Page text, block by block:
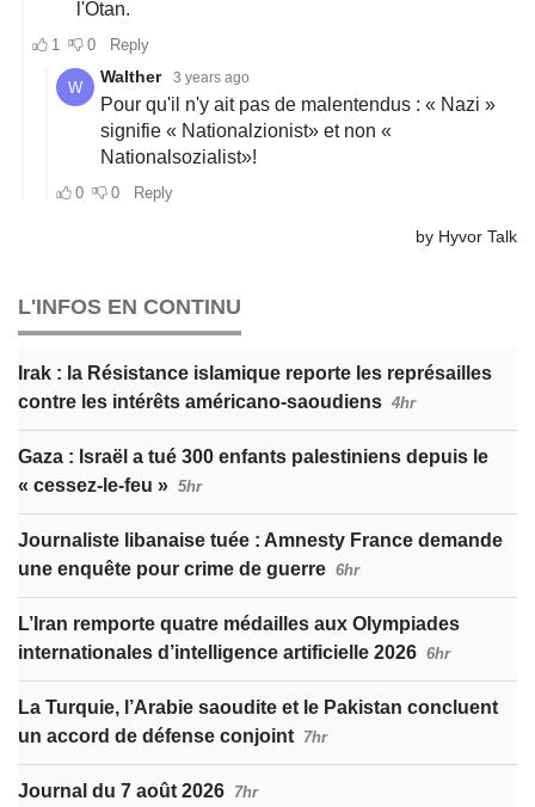
L'INFOS EN CONTINU
Irak : la Résistance islamique reporte les représailles
contre les intérêts américano-saoudiens 4hr
Gaza : Israël a tué 300 enfants palestiniens depuis le
« cessez-le-feu » 5hr
Journaliste libanaise tuée : Amnesty France demande
une enquête pour crime de guerre 6hr
L’Iran remporte quatre médailles aux Olympiades
internationales d’intelligence artificielle 2026 6hr
La Turquie, l’Arabie saoudite et le Pakistan concluent
un accord de défense conjoint 7hr
Journal du 7 août 2026 7hr